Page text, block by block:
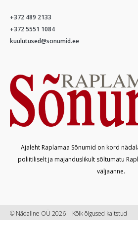
+372 489 2133
+372 5551 1084
kuulutused@sonumid.ee
Ajaleht Raplamaa Sõnumid on kord
poliitiliselt ja majanduslikult sõltumatu
väljaanne.
© Nädaline OÜ 2026 | Kõik õigused kaitstud